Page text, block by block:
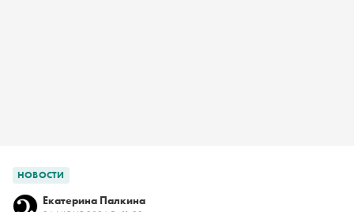
НОВОСТИ
Екатерина Палкина